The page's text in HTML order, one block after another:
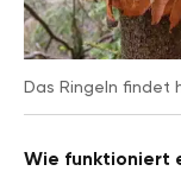
Das Ringeln findet
Wie funktioniert